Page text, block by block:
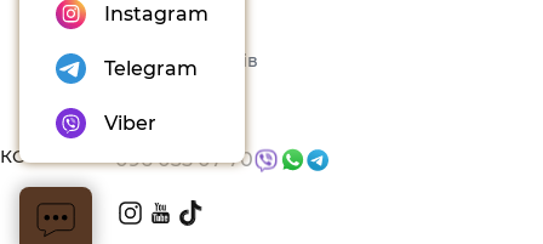
Оферта
Набори товарів
КОНТАКТИ 096 035 07 70
Instagram
Telegram
Viber